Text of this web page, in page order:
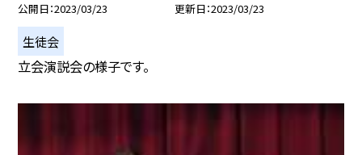
公開日 2023/03/23 更新日 2023/03/23
生徒会
立会演説会の様子です。